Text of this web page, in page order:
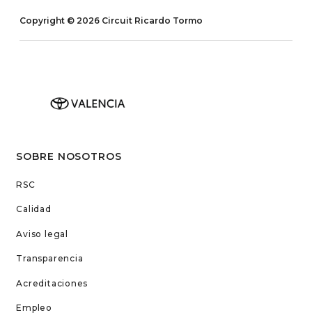
Copyright © 2026 Circuit Ricardo Tormo
SOBRE NOSOTROS
RSC
Calidad
Aviso legal
Transparencia
Acreditaciones
Empleo